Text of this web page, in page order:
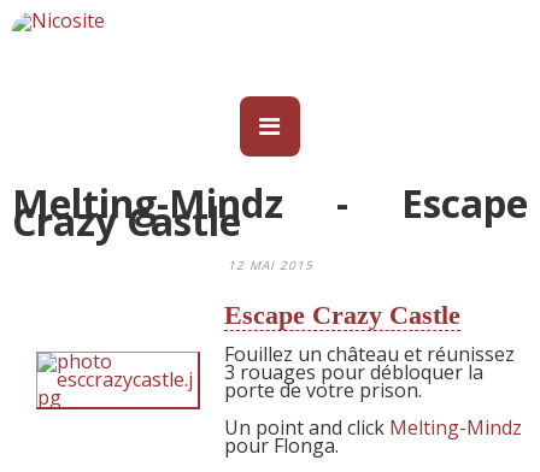
Melting-Mindz - Escape
Crazy Castle
12 MAI 2015
Escape Crazy Castle
Fouillez un château et réunissez
3 rouages pour débloquer la
porte de votre prison.
Un point and click Melting-Mindz
pour Flonga.